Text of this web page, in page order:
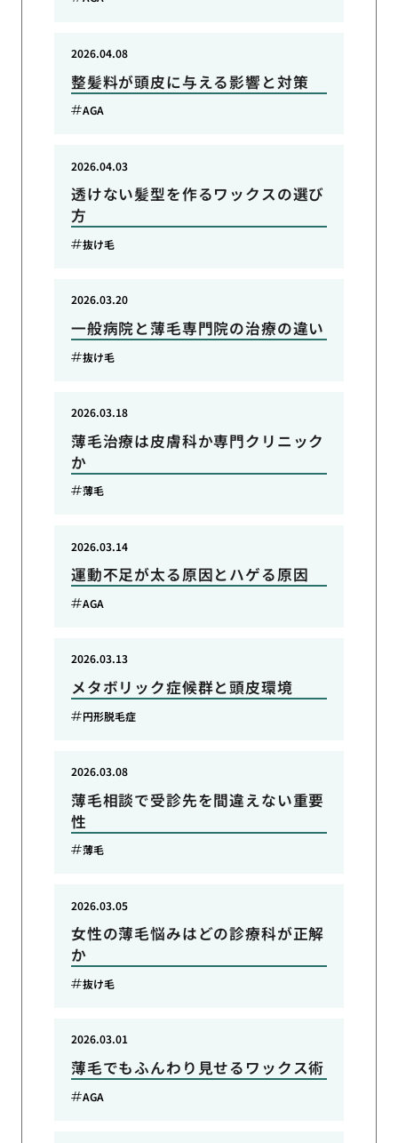
整髪料が頭皮に与える影響と対策
2026.04.08
AGA
透けない髪型を作るワックスの選び
方
2026.04.03
抜け毛
一般病院と薄毛専門院の治療の違い
2026.03.20
抜け毛
薄毛治療は皮膚科か専門クリニック
か
2026.03.18
薄毛
運動不足が太る原因とハゲる原因
2026.03.14
AGA
メタボリック症候群と頭皮環境
2026.03.13
円形脱毛症
薄毛相談で受診先を間違えない重要
性
2026.03.08
薄毛
女性の薄毛悩みはどの診療科が正解
か
2026.03.05
抜け毛
薄毛でもふんわり見せるワックス術
2026.03.01
AGA